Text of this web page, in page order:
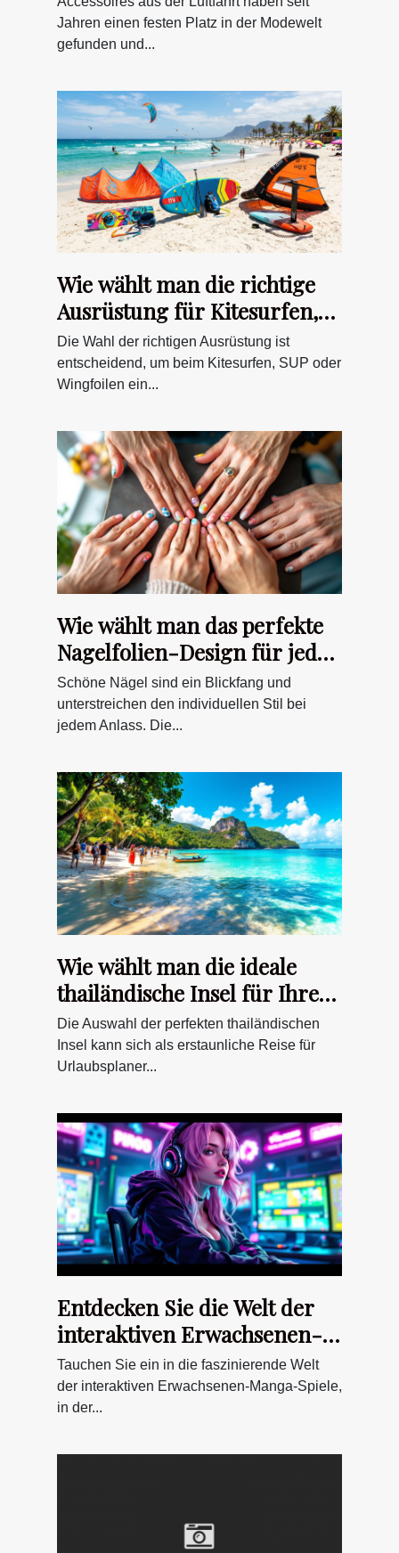
Jahren einen festen Platz in der Modewelt
gefunden und...
Wie wählt man die richtige
Ausrüstung für Kitesurfen,
SUP und Wingfoilen?
Die Wahl der richtigen Ausrüstung ist
entscheidend, um beim Kitesurfen, SUP oder
Wingfoilen ein...
Wie wählt man das perfekte
Nagelfolien-Design für jeden
Anlass?
Schöne Nägel sind ein Blickfang und
unterstreichen den individuellen Stil bei
jedem Anlass. Die...
Wie wählt man die ideale
thailändische Insel für Ihren
Urlaubsstil?
Die Auswahl der perfekten thailändischen
Insel kann sich als erstaunliche Reise für
Urlaubsplaner...
Entdecken Sie die Welt der
interaktiven Erwachsenen-
Manga-Spiele
Tauchen Sie ein in die faszinierende Welt
der interaktiven Erwachsenen-Manga-Spiele,
in der...